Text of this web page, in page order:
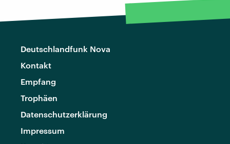
Deutschlandfunk Nova
Kontakt
Empfang
Trophäen
Datenschutzerklärung
Impressum